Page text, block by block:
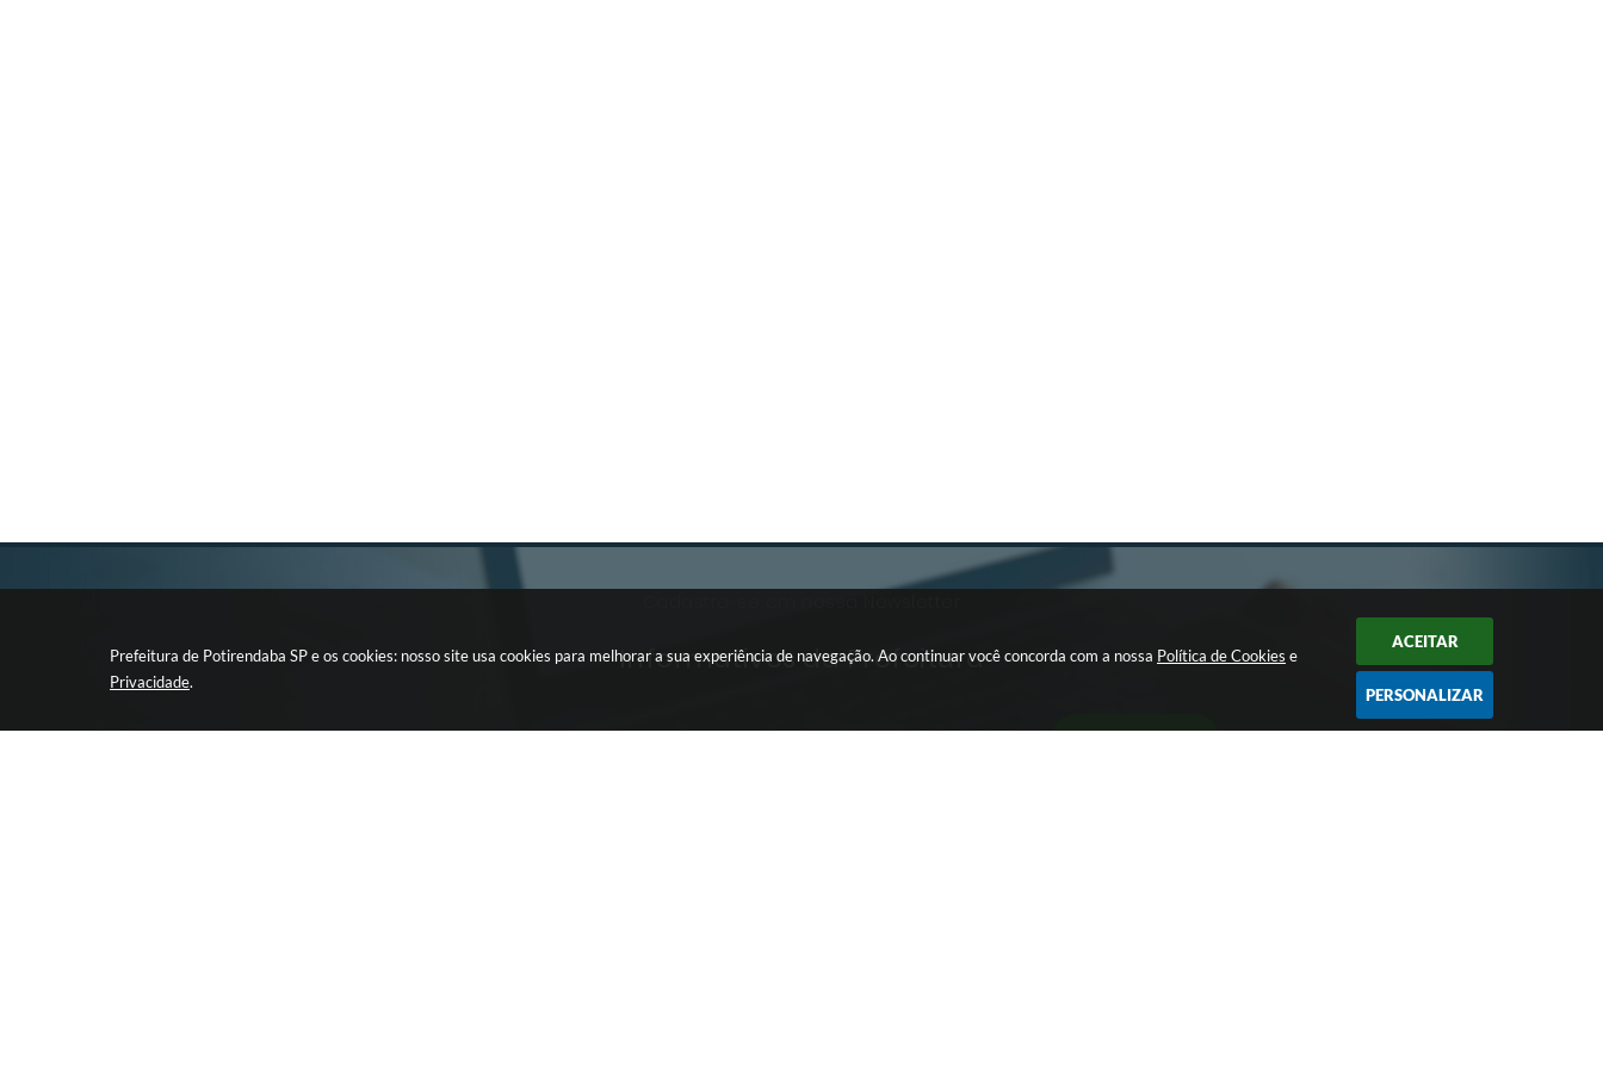
Prefeitura de Potirendaba SP e os cookies: nosso site usa cookies para melhorar a sua experiência de navegação. Ao continuar você concorda com a nossa Política de Cookies e
Privacidade.
ACEITAR
PERSONALIZAR
Informativos da Prefeitura